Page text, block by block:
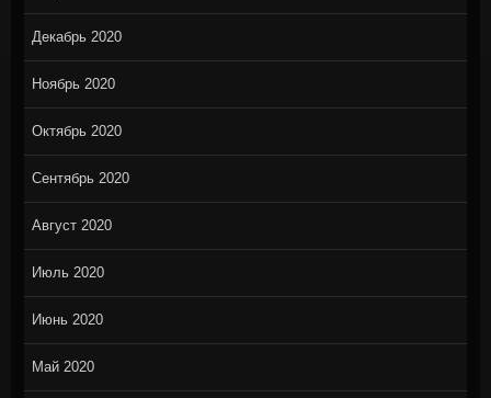
Декабрь 2020
Ноябрь 2020
Октябрь 2020
Сентябрь 2020
Август 2020
Июль 2020
Июнь 2020
Май 2020